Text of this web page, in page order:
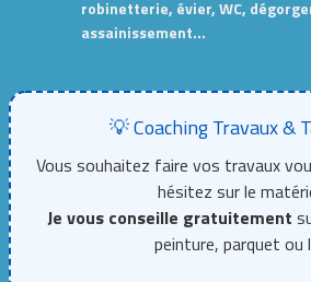
robinetterie, évier, WC,
assainissement…
💡 Coaching Travaux &
Vous souhaitez faire vos travaux
hésitez sur le
Je vous conseille gratuitement
peinture, parquet ou